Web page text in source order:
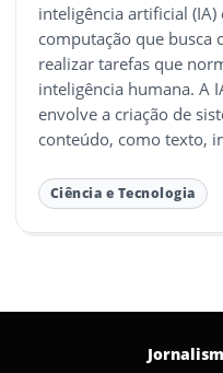
inteligência artificial (IA)
computação que busca
realizar tarefas que
inteligência humana. A
envolve a criação de
conteúdo, como texto,
Ciência e Tecnologia